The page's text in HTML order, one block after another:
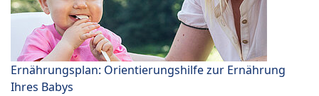
Ernährungsplan: Orientierungshilfe zur Ernährung
Ihres Babys